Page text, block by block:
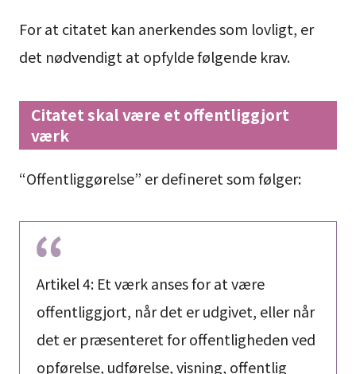
For at citatet kan anerkendes som lovligt, er
det nødvendigt at opfylde følgende krav.
Citatet skal være et offentliggjort
værk
“Offentliggørelse” er defineret som følger:
Artikel 4: Et værk anses for at være
offentliggjort, når det er udgivet, eller når
det er præsenteret for offentligheden ved
opførelse, udførelse, visning, offentlig